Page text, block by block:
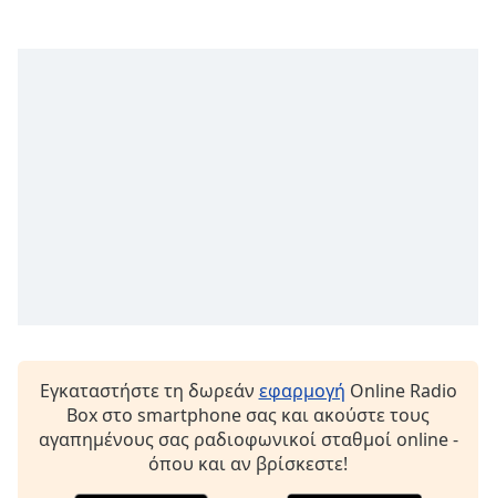
Εγκαταστήστε τη δωρεάν εφαρμογή Online Radio
Box στο smartphone σας και ακούστε τους
αγαπημένους σας ραδιοφωνικοί σταθμοί online -
όπου και αν βρίσκεστε!